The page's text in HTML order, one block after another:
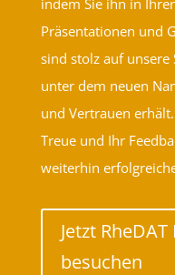
Präsentationen und
sind stolz auf
unter dem neuen
und Vertrauen
Treue und Ihr
weiterhin
Jetzt
besuchen